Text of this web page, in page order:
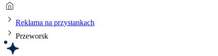
Reklama na przystankach
Przeworsk